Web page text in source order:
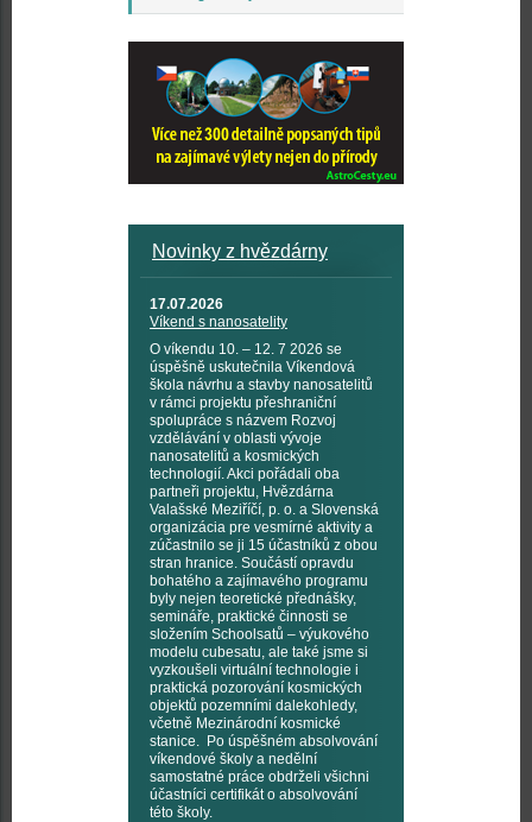
Novinky z hvězdárny
17.07.2026
Víkend s nanosatelity
O víkendu 10. – 12. 7 2026 se
úspěšně uskutečnila Víkendová
škola návrhu a stavby nanosatelitů
v rámci projektu přeshraniční
spolupráce s názvem Rozvoj
vzdělávání v oblasti vývoje
nanosatelitů a kosmických
technologií. Akci pořádali oba
partneři projektu, Hvězdárna
Valašské Meziříčí, p. o. a Slovenská
organizácia pre vesmírné aktivity a
zúčastnilo se ji 15 účastníků z obou
stran hranice. Součástí opravdu
bohatého a zajímavého programu
byly nejen teoretické přednášky,
semináře, praktické činnosti se
složením Schoolsatů – výukového
modelu cubesatu, ale také jsme si
vyzkoušeli virtuální technologie i
praktická pozorování kosmických
objektů pozemními dalekohledy,
včetně Mezinárodní kosmické
stanice. Po úspěšném absolvování
víkendové školy a nedělní
samostatné práce obdrželi všichni
účastníci certifikát o absolvování
této školy.